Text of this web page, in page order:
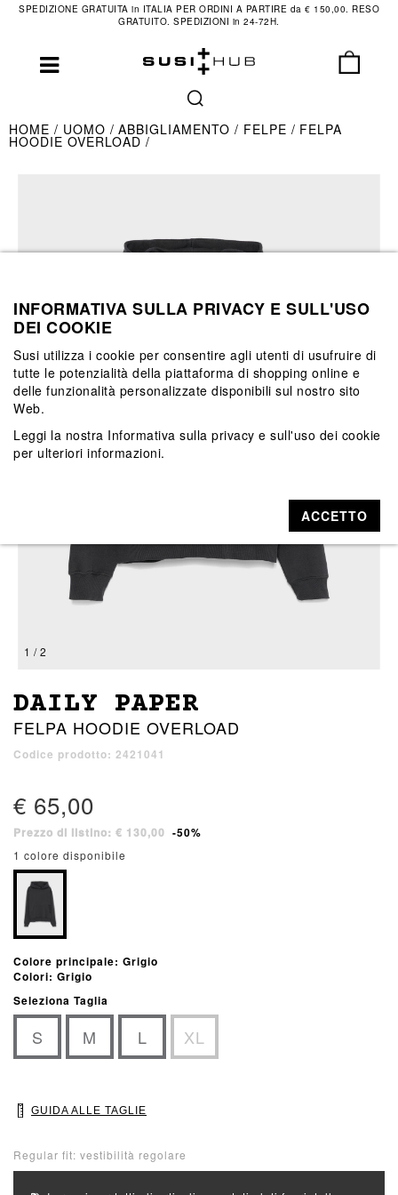
SPEDIZIONE GRATUITA in ITALIA PER ORDINI A PARTIRE da € 150,00. RESO
GRATUITO. SPEDIZIONI in 24-72H.
HOME UOMO ABBIGLIAMENTO FELPE FELPA
HOODIE OVERLOAD
1 / 2
DAILY PAPER
FELPA HOODIE OVERLOAD
Codice prodotto: 2421041
€ 65,00
Prezzo di listino: € 130,00 -50%
1 colore disponibile
Colore principale: Grigio
Colori: Grigio
Seleziona Taglia
S M L XL
GUIDA ALLE TAGLIE
Regular fit: vestibilità regolare
INFORMATIVA SULLA PRIVACY E SULL'USO
DEI COOKIE
Susi utilizza i cookie per consentire agli utenti di usufruire di
tutte le potenzialità della piattaforma di shopping online e
delle funzionalità personalizzate disponibili sul nostro sito
Web.
Leggi la nostra Informativa sulla privacy e sull'uso dei cookie
per ulteriori informazioni.
ACCETTO